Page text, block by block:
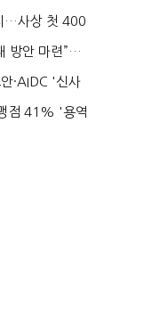
…사상 첫 400
방안 마련”…
·AIDC '신사
점 41% '용역